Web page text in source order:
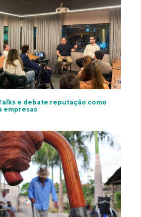
Talks e debate reputação como
empresas